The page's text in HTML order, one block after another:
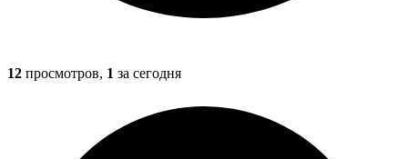
12 просмотров, 1 за сегодня